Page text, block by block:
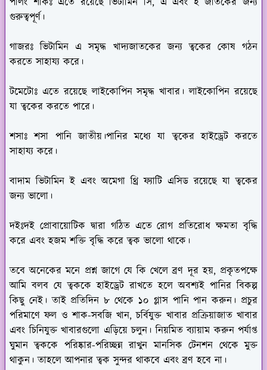
গুরুত্বপূর্ণ।
গাজরঃ ভিটামিন এ সমৃদ্ধ খাদ্যজাতকের জন্য ত্বকের কোষ গঠন
করতে সাহায্য করে।
টমেটোঃ এতে রয়েছে লাইকোপিন সমৃদ্ধ খাবার। লাইকোপিন রয়েছে
যা ত্বকের করতে পারে।
শসাঃ শসা পানি জাতীয়।পানির মধ্যে যা ত্বকের হাইড্রেট করতে
সাহায্য করে।
বাদাম ভিটামিন ই এবং অমেগা থ্রি ফ্যাটি এসিড রয়েছে যা ত্বকের
জন্য ভালো।
দইঃদই প্রোবায়োটিক দ্বারা গঠিত এতে রোগ প্রতিরোধ ক্ষমতা বৃদ্ধি
করে এবং হজম শক্তি বৃদ্ধি করে ত্বক ভালো থাকে।
তবে অনেকের মনে প্রশ্ন জাগে যে কি খেলে ব্রণ দূর হয়, প্রকৃতপক্ষে
আমি বলব যে ত্বককে হাইড্রেট রাখতে হলে অবশ্যই পানির বিকল্প
কিছু নেই। তাই প্রতিদিন ৮ থেকে ১০ গ্লাস পানি পান করুন। প্রচুর
পরিমাণে ফল ও শাক-সবজি খান, চর্বিযুক্ত খাবার প্রক্রিয়াজাত খাবার
এবং চিনিযুক্ত খাবারগুলো এড়িয়ে চলুন। নিয়মিত ব্যায়াম করুন পর্যাপ্ত
ঘুমান ত্বককে পরিষ্কার-পরিচ্ছন্ন রাখুন মানসিক টেনশন থেকে মুক্ত
থাকুন। তাহলে আপনার ত্বক সুন্দর থাকবে এবং ব্রণ হবে না।